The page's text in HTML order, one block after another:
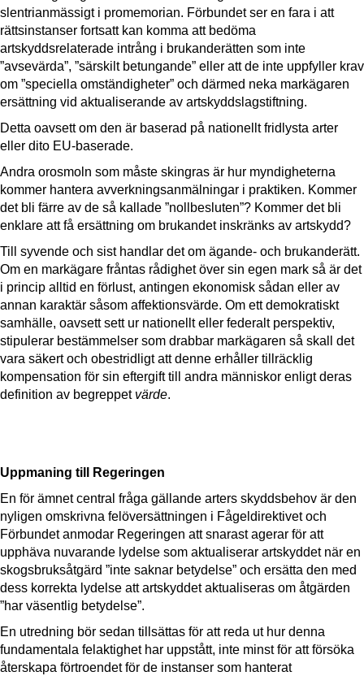
slentrianmässigt i promemorian. Förbundet ser en fara i att
rättsinstanser fortsatt kan komma att bedöma
artskyddsrelaterade intrång i brukanderätten som inte
”avsevärda”, ”särskilt betungande” eller att de inte uppfyller krav
om ”speciella omständigheter” och därmed neka markägaren
ersättning vid aktualiserande av artskyddslagstiftning.
Detta oavsett om den är baserad på nationellt fridlysta arter
eller dito EU-baserade.
Andra orosmoln som måste skingras är hur myndigheterna
kommer hantera avverkningsanmälningar i praktiken. Kommer
det bli färre av de så kallade ”nollbesluten”? Kommer det bli
enklare att få ersättning om brukandet inskränks av artskydd?
Till syvende och sist handlar det om ägande- och brukanderätt.
Om en markägare fråntas rådighet över sin egen mark så är det
i princip alltid en förlust, antingen ekonomisk sådan eller av
annan karaktär såsom affektionsvärde. Om ett demokratiskt
samhälle, oavsett sett ur nationellt eller federalt perspektiv,
stipulerar bestämmelser som drabbar markägaren så skall det
vara säkert och obestridligt att denne erhåller tillräcklig
kompensation för sin eftergift till andra människor enligt deras
definition av begreppet värde.
Uppmaning till Regeringen
En för ämnet central fråga gällande arters skyddsbehov är den
nyligen omskrivna felöversättningen i Fågeldirektivet och
Förbundet anmodar Regeringen att snarast agerar för att
upphäva nuvarande lydelse som aktualiserar artskyddet när en
skogsbruksåtgärd ”inte saknar betydelse” och ersätta den med
dess korrekta lydelse att artskyddet aktualiseras om åtgärden
”har väsentlig betydelse”.
En utredning bör sedan tillsättas för att reda ut hur denna
fundamentala felaktighet har uppstått, inte minst för att försöka
återskapa förtroendet för de instanser som hanterat